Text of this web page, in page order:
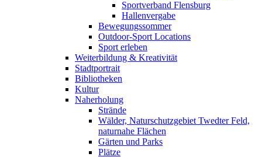
Sportverband Flensburg
Hallenvergabe
Bewegungssommer
Outdoor-Sport Locations
Sport erleben
Weiterbildung & Kreativität
Stadtportrait
Bibliotheken
Kultur
Naherholung
Strände
Wälder, Naturschutzgebiet Twedter Feld,
naturnahe Flächen
Gärten und Parks
Plätze